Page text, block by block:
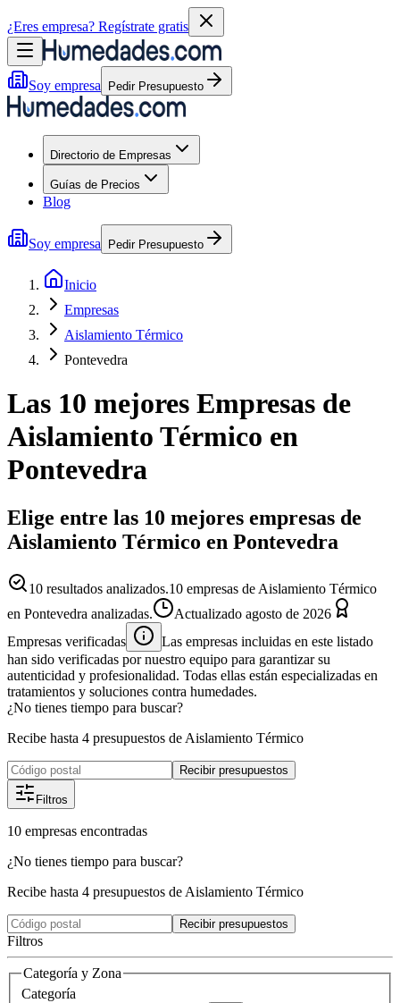
¿Eres empresa? Regístrate gratis
Soy empresa Pedir Presupuesto
Directorio de Empresas
Guías de Precios
Blog
Soy empresa Pedir Presupuesto
Inicio
Empresas
Aislamiento Térmico
Pontevedra
Las 10 mejores Empresas de
Aislamiento Térmico en
Pontevedra
Elige entre las 10 mejores empresas de
Aislamiento Térmico en Pontevedra
10 resultados analizados.10 empresas de Aislamiento Térmico
en Pontevedra analizadas.
Actualizado agosto de 2026
Empresas verificadas
Las empresas incluidas en este listado
han sido verificadas por nuestro equipo para garantizar su
autenticidad y profesionalidad. Todas ellas están especializadas en
tratamientos y soluciones contra humedades.
¿No tienes tiempo para buscar?
Recibe hasta 4 presupuestos de Aislamiento Térmico
Recibir presupuestos
Filtros
10 empresas encontradas
¿No tienes tiempo para buscar?
Recibe hasta 4 presupuestos de Aislamiento Térmico
Recibir presupuestos
Filtros
Categoría y Zona
Categoría